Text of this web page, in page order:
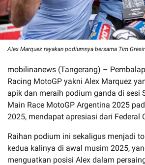
Alex Marquez rayakan podiumnya bersama Tim
mobilinanews (Tangerang) –
Racing MotoGP yakni Alex Marquez
apik dan meraih podium ganda di sesi
Main Race MotoGP Argentina 2025
2025, mendapat apresiasi dari Federal
Raihan podium ini sekaligus menjadi
kedua kalinya di awal musim 2025,
menguatkan posisi Alex dalam